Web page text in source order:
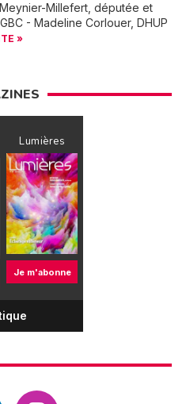
Millefert, députée et
- Madeline Corlouer, DHUP
»
Lumières
Je m'abonne